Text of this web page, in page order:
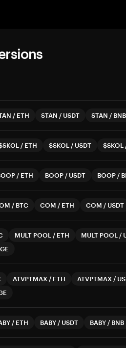
/ ETH STAN / USDT STAN / BNB
/ ETH $SKOL / USDT $SKOL
/ ETH BOOP / USDT BOOP /
/ BTC COM / ETH COM / USDT
MULT POOL / ETH MULT POOL /
ATVPTMAX / ETH ATVPTMAX /
/ ETH BABY / USDT BABY / BNB